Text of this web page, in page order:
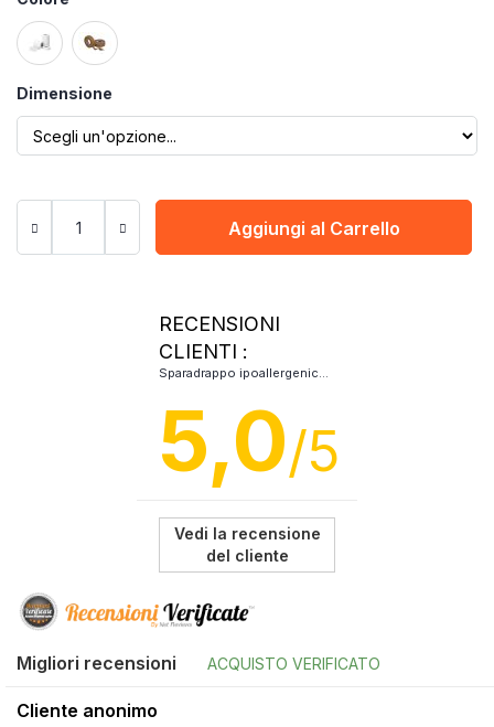
Dimensione
Aggiungi al Carrello
RECENSIONI
CLIENTI :
Sparadrappo ipoallergenico microperforato non tessuto 3M Micropore
5,0/5
Vedi la recensione
del cliente
Migliori recensioni ACQUISTO VERIFICATO
Cliente anonimo